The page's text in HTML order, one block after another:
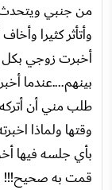
من جنبي
وأتأثر كثيرا
أخبرت زوجي
بينهم....عندما
طلب مني أن
وقتها ولماذا
بأي جلسه فيها
قمت به صحيح!!!